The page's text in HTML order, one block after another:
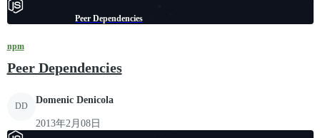
Peer Dependencies
npm
Peer Dependencies
DD
Domenic Denicola
2013年2月08日